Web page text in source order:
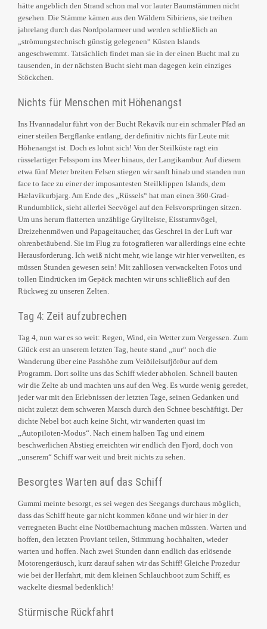
hätte angeblich den Strand schon mal vor lauter Baumstämmen nicht
gesehen. Die Stämme kämen aus den Wäldern Sibiriens, sie treiben
jahrelang durch das Nordpolarmeer und werden schließlich an
„strömungstechnisch günstig gelegenen“ Küsten Islands
angeschwemmt. Tatsächlich findet man sie in der einen Bucht mal zu
tausenden, in der nächsten Bucht sieht man dagegen kein einziges
Stöckchen.
Nichts für Menschen mit Höhenangst
Ins Hvannadalur führt von der Bucht Rekavík nur ein schmaler Pfad an
einer steilen Bergflanke entlang, der definitiv nichts für Leute mit
Höhenangst ist. Doch es lohnt sich! Von der Steilküste ragt ein
rüsselartiger Felssporn ins Meer hinaus, der Langikambur. Auf diesem
etwa fünf Meter breiten Felsen stiegen wir sanft hinab und standen nun
face to face zu einer der imposantesten Steilklippen Islands, dem
Hælavíkurbjarg. Am Ende des „Rüssels“ hat man einen 360-Grad-
Rundumblick, sieht allerlei Seevögel auf den Felsvorsprüngen sitzen.
Um uns herum flatterten unzählige Gryllteiste, Eissturmvögel,
Dreizehenmöwen und Papageitaucher, das Geschrei in der Luft war
ohrenbetäubend. Sie im Flug zu fotografieren war allerdings eine echte
Herausforderung. Ich weiß nicht mehr, wie lange wir hier verweilten, es
müssen Stunden gewesen sein! Mit zahllosen verwackelten Fotos und
tollen Eindrücken im Gepäck machten wir uns schließlich auf den
Rückweg zu unseren Zelten.
Tag 4: Zeit aufzubrechen
Tag 4, nun war es so weit: Regen, Wind, ein Wetter zum Vergessen. Zum
Glück erst an unserem letzten Tag, heute stand „nur“ noch die
Wanderung über eine Passhöhe zum Veiðileisufjörður auf dem
Programm. Dort sollte uns das Schiff wieder abholen. Schnell bauten
wir die Zelte ab und machten uns auf den Weg. Es wurde wenig geredet,
jeder war mit den Erlebnissen der letzten Tage, seinen Gedanken und
nicht zuletzt dem schweren Marsch durch den Schnee beschäftigt. Der
dichte Nebel bot auch keine Sicht, wir wanderten quasi im
„Autopiloten-Modus“. Nach einem halben Tag und einem
beschwerlichen Abstieg erreichten wir endlich den Fjord, doch von
„unserem“ Schiff war weit und breit nichts zu sehen.
Besorgtes Warten auf das Schiff
Gummi meinte besorgt, es sei wegen des Seegangs durchaus möglich,
dass das Schiff heute gar nicht kommen könne und wir hier in der
verregneten Bucht eine Notübernachtung machen müssten. Warten und
hoffen, den letzten Proviant teilen, Stimmung hochhalten, wieder
warten und hoffen. Nach zwei Stunden dann endlich das erlösende
Motorengeräusch, kurz darauf sahen wir das Schiff! Gleiche Prozedur
wie bei der Herfahrt, mit dem kleinen Schlauchboot zum Schiff, es
wackelte diesmal bedenklich!
Stürmische Rückfahrt